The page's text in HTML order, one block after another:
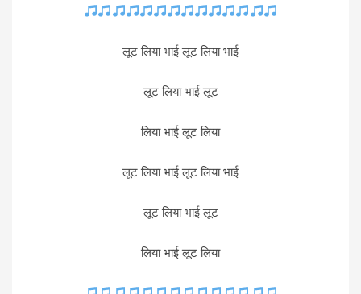
लूट लिया भाई लूट लिया भाई
लूट लिया भाई लूट
लिया भाई लूट लिया
लूट लिया भाई लूट लिया भाई
लूट लिया भाई लूट
लिया भाई लूट लिया